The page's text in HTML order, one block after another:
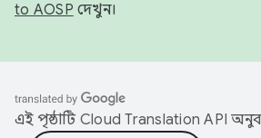
to AOSP দেখুন।
এই পৃষ্ঠাটি Cloud Translation API